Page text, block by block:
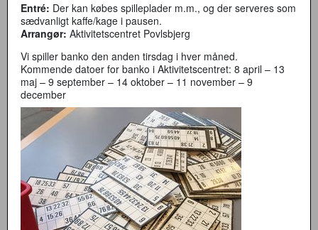
Entré: Der kan købes spilleplader m.m., og der serveres som
sædvanligt kaffe/kage i pausen.
Arrangør: Aktivitetscentret Povlsbjerg
Vi spiller banko den anden tirsdag i hver måned.
Kommende datoer for banko i Aktivitetscentret: 8 april – 13
maj – 9 september – 14 oktober – 11 november – 9
december